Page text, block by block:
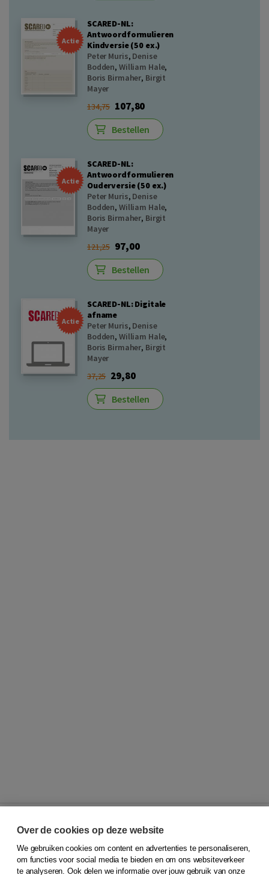
Actie
SCARED-NL:
Antwoordformulieren
Kindversie (50 ex.)
Peter Muris, Denise
Bodden, William Hale,
Boris Birmaher, Birgit
Mayer
134,75 107,80
Bestellen
Actie
SCARED-NL:
Antwoordformulieren
Ouderversie (50 ex.)
Peter Muris, Denise
Bodden, William Hale,
Boris Birmaher, Birgit
Mayer
121,25 97,00
Bestellen
Actie
SCARED-NL: Digitale
afname
Peter Muris, Denise
Bodden, William Hale,
Boris Birmaher, Birgit
Mayer
37,25 29,80
Bestellen
© 2026Koninklijke Boom uitgevers
Over de cookies op deze website
We gebruiken cookies om content en advertenties te personaliseren,
om functies voor social media te bieden en om ons websiteverkeer
te analyseren. Ook delen we informatie over jouw gebruik van onze